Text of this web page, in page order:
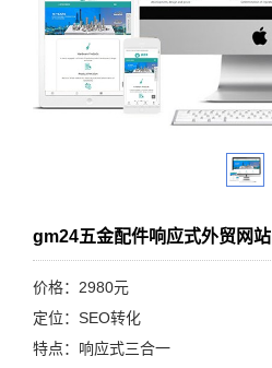
gm24五金配件响应式外贸网站
价格：2980元
定位：SEO转化
特点：响应式三合一